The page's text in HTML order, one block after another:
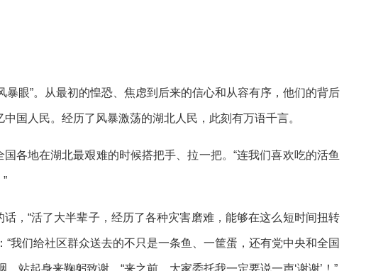
暴眼”。从最初的惶恐、焦虑到后来的信心和从容有序，他们的背后
国人民。经历了风暴激荡的湖北人民，此刻有万语千言。
各地在湖北最艰难的时候搭把手、拉一把。“连我们喜欢吃的活鱼
，“活了大半辈子，经历了各种灾害磨难，能够在这么短时间扭转
“我们给社区群众送去的不只是一条鱼、一筐蛋，还有党中央和全国
，站起身来鞠躬致谢。“来之前，大家委托我一定要说一声‘谢谢’！”